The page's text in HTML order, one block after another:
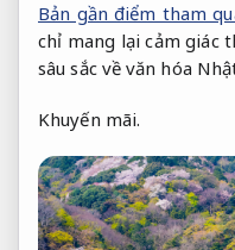
Bản gần điểm tham
chỉ mang lại cảm giác
sâu sắc về văn hóa
Khuyến mãi.